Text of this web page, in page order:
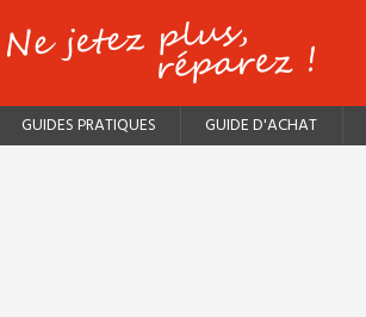
GUIDES PRATIQUES GUIDE D'ACHAT